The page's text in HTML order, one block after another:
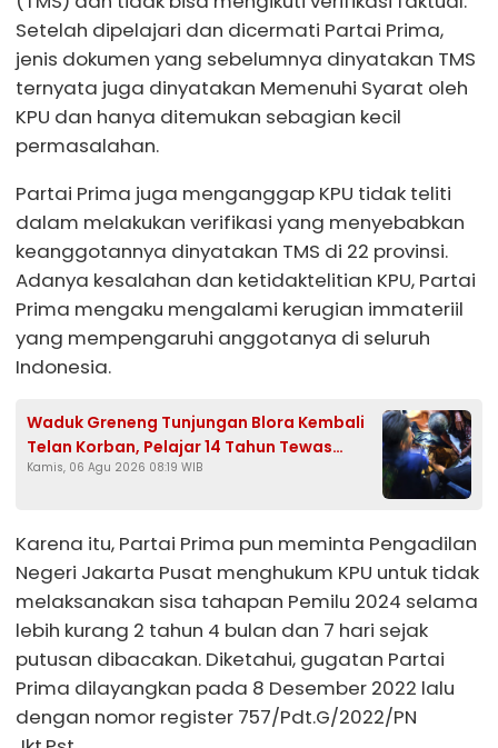
Setelah dipelajari dan dicermati Partai Prima,
jenis dokumen yang sebelumnya dinyatakan TMS
ternyata juga dinyatakan Memenuhi Syarat oleh
KPU dan hanya ditemukan sebagian kecil
permasalahan.
Partai Prima juga menganggap KPU tidak teliti
dalam melakukan verifikasi yang menyebabkan
keanggotannya dinyatakan TMS di 22 provinsi.
Adanya kesalahan dan ketidaktelitian KPU, Partai
Prima mengaku mengalami kerugian immateriil
yang mempengaruhi anggotanya di seluruh
Indonesia.
Waduk Greneng Tunjungan Blora Kembali
Telan Korban, Pelajar 14 Tahun Tewas
Tenggelam Saat Mencari Ikan
Kamis, 06 Agu 2026 08:19 WIB
Karena itu, Partai Prima pun meminta Pengadilan
Negeri Jakarta Pusat menghukum KPU untuk tidak
melaksanakan sisa tahapan Pemilu 2024 selama
lebih kurang 2 tahun 4 bulan dan 7 hari sejak
putusan dibacakan. Diketahui, gugatan Partai
Prima dilayangkan pada 8 Desember 2022 lalu
dengan nomor register 757/Pdt.G/2022/PN